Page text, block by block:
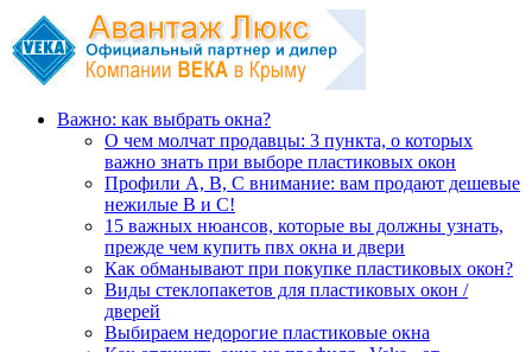
Важно: как выбрать окна?
О чем молчат продавцы: 3 пункта, о которых
важно знать при выборе пластиковых окон
Профили А, В, С внимание: вам продают дешевые
нежилые В и С!
15 важных нюансов, которые вы должны узнать,
прежде чем купить пвх окна и двери
Как обманывают при покупке пластиковых окон?
Виды стеклопакетов для пластиковых окон /
дверей
Выбираем недорогие пластиковые окна